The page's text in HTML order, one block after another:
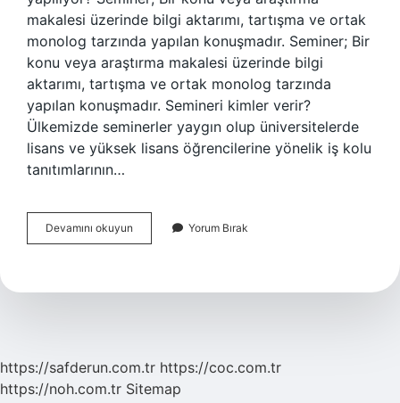
makalesi üzerinde bilgi aktarımı, tartışma ve ortak
monolog tarzında yapılan konuşmadır. Seminer; Bir
konu veya araştırma makalesi üzerinde bilgi
aktarımı, tartışma ve ortak monolog tarzında
yapılan konuşmadır. Semineri kimler verir?
Ülkemizde seminerler yaygın olup üniversitelerde
lisans ve yüksek lisans öğrencilerine yönelik iş kolu
tanıtımlarının…
Devamını okuyun Seminer
Ne
Yorum Bırak
https://safderun.com.tr https://coc.com.tr
https://noh.com.tr Sitemap